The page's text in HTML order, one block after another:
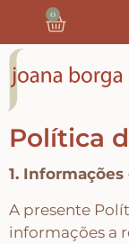
0
Home
Tecidos de
Política
1. Informações
A presente
informações a